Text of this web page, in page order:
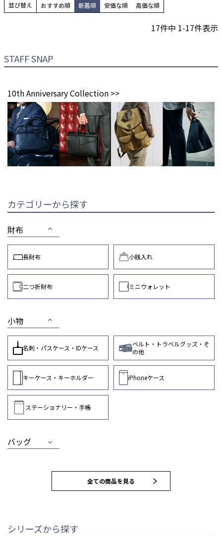
並び替え おすすめ順 新着順 安価な順 高価な順
17件中 1-17件表示
STAFF SNAP
10th Anniversary Collection >>
カテゴリーから探す
財布
長財布 小銭入れ
二つ折財布 ミニウォレット
小物
名刺・パスケース・IDケース
ベルト・トラベルグッズ・そ
の他
キーケース・キーホルダー iPhoneケース
ステーショナリー・手帳
バッグ
全ての商品を見る
シリーズから探す